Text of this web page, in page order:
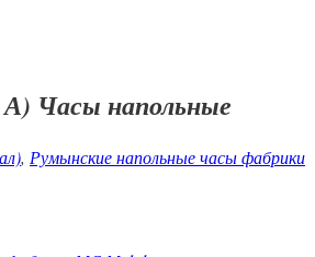
А) Часы напольные
, Румынские напольные часы фабрики